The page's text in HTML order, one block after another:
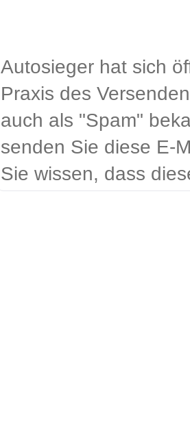
Autosieger hat sich
Praxis des
auch als "Spam"
senden Sie diese E-
Sie wissen, dass